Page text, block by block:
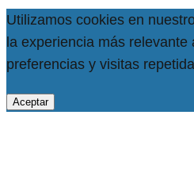
Utilizamos cookies en
la experiencia más relevante
preferencias y visitas
Aceptar